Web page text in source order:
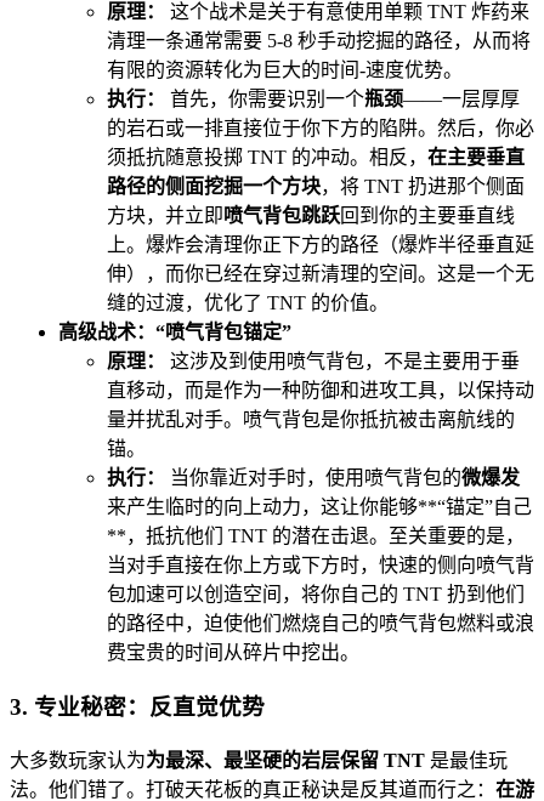
原理：
这个战术是关于有意使用单颗 TNT 炸药来
清理一条通常需要 5-8 秒手动挖掘的路径，从而将
有限的资源转化为巨大的时间-速度优势。
执行：
首先，你需要识别一个瓶颈——一层厚厚
的岩石或一排直接位于你下方的陷阱。然后，你必
须抵抗随意投掷 TNT 的冲动。相反， 在主要垂直
路径的侧面挖掘一个方块，将 TNT 扔进那个侧面
方块，并立即喷气背包跳跃回到你的主要垂直线
上。爆炸会清理你正下方的路径（爆炸半径垂直延
伸），而你已经在穿过新清理的空间。这是一个无
缝的过渡，优化了 TNT 的价值。
高级战术：“喷气背包锚定”
原理：
这涉及到使用喷气背包，不是主要用于垂
直移动，而是作为一种防御和进攻工具，以保持动
量并扰乱对手。喷气背包是你抵抗被击离航线的
锚。
执行：
当你靠近对手时，使用喷气背包的微爆发
来产生临时的向上动力，这让你能够**“锚定”自己
**，抵抗他们 TNT 的潜在击退。至关重要的是，
当对手直接在你上方或下方时，快速的侧向喷气背
包加速可以创造空间，将你自己的 TNT 扔到他们
的路径中，迫使他们燃烧自己的喷气背包燃料或浪
费宝贵的时间从碎片中挖出。
3. 专业秘密：反直觉优势
大多数玩家认为为最深、最坚硬的岩层保留 TNT 是最佳玩
法。他们错了。打破天花板的真正秘诀是反其道而行之： 在游